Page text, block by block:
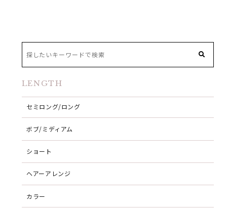
LENGTH
セミロング/ロング
ボブ/ミディアム
ショート
ヘアーアレンジ
カラー